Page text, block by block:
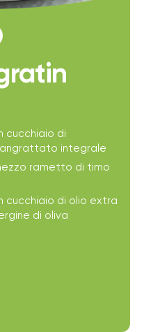
cucchiaio di
integrale
rametto di timo
cucchiaio di olio extra
di oliva